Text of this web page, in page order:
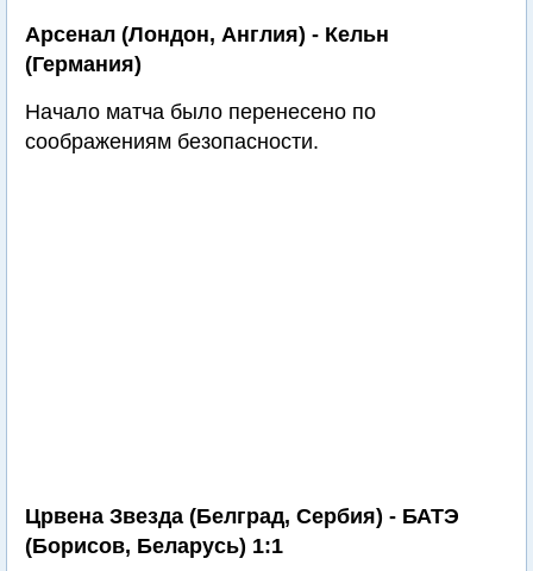
Арсенал (Лондон, Англия) - Кельн
(Германия)
Начало матча было перенесено по
соображениям безопасности.
Црвена Звезда (Белград, Сербия) - БАТЭ
(Борисов, Беларусь) 1:1